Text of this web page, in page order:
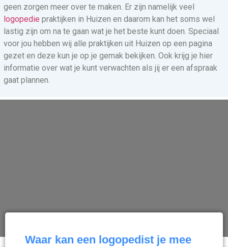
geen zorgen meer over te maken. Er zijn namelijk veel
logopedie praktijken in Huizen en daarom kan het soms wel
lastig zijn om na te gaan wat je het beste kunt doen. Speciaal
voor jou hebben wij alle praktijken uit Huizen op een pagina
gezet en deze kun je op je gemak bekijken. Ook krijg je hier
informatie over wat je kunt verwachten als jij er een afspraak
gaat plannen.
Waar kan een logopedist je mee